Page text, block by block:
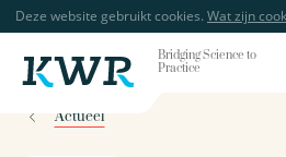
Deze website gebruikt cookies. Wat zijn
Bridging Science to
Practice
Actueel